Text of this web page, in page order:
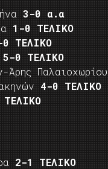
3-0 α.α
1-0 ΤΕΛΙΚΟ
ΤΕΛΙΚΟ
5-0 ΤΕΛΙΚΟ
Άρης Παλαιοχωρίου
4-0 ΤΕΛΙΚΟ
2-1 ΤΕΛΙΚΟ